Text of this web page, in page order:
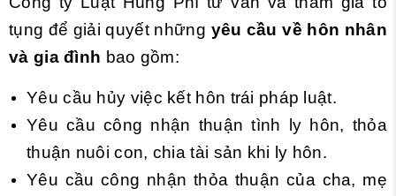
tụng để giải quyết những yêu cầu về hôn nhân
và gia đình bao gồm:
Yêu cầu hủy việc kết hôn trái pháp luật.
Yêu cầu công nhận thuận tình ly hôn, thỏa
thuận nuôi con, chia tài sản khi ly hôn.
Yêu cầu công nhận thỏa thuận của cha, mẹ